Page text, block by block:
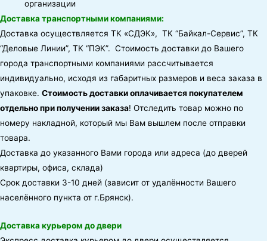
организации
Доставка транспортными компаниями:
Доставка осуществляется ТК «СДЭК», ТК “Байкал-Сервис”, ТК
“Деловые Линии”, ТК “ПЭК”. Стоимость доставки до Вашего
города транспортными компаниями рассчитывается
индивидуально, исходя из габаритных размеров и веса заказа в
упаковке. Стоимость доставки оплачивается покупателем
отдельно при получении заказа! Отследить товар можно по
номеру накладной, который мы Вам вышлем после отправки
товара.
Доставка до указанного Вами города или адреса (до дверей
квартиры, офиса, склада)
Срок доставки 3-10 дней (зависит от удалённости Вашего
населённого пункта от г.Брянск).
Доставка курьером до двери